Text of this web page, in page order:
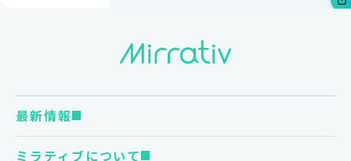
最新情報
ミラティブについて